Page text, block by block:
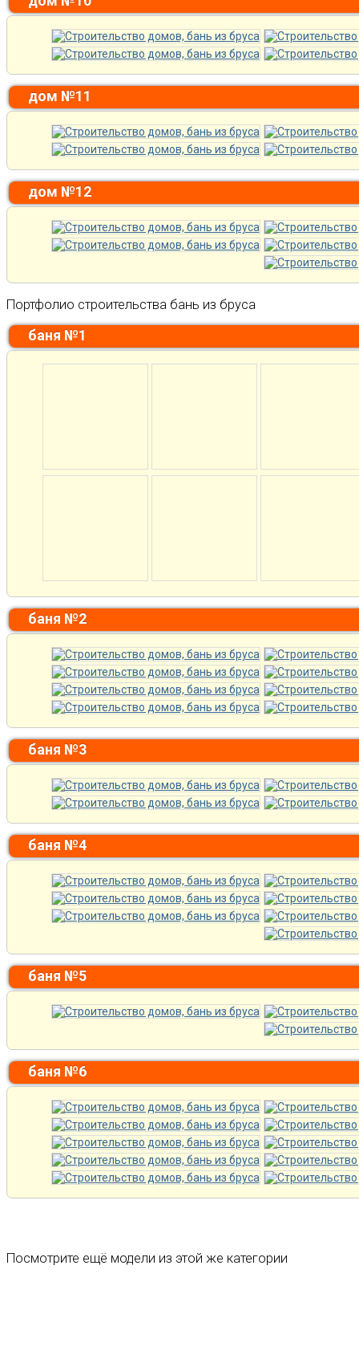
дом №11
дом №12
Портфолио строительства бань из бруса
баня №1
баня №2
баня №3
баня №4
баня №5
баня №6
Посмотрите ещё модели из этой же категории